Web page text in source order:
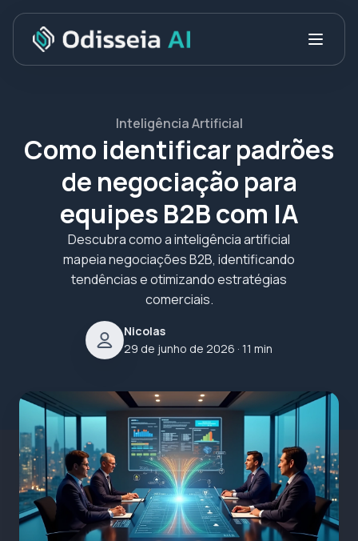
Inteligência Artificial
Como identificar padrões
de negociação para
equipes B2B com IA
Descubra como a inteligência artificial
mapeia negociações B2B, identificando
tendências e otimizando estratégias
comerciais.
Nicolas
29 de junho de 2026 · 11 min